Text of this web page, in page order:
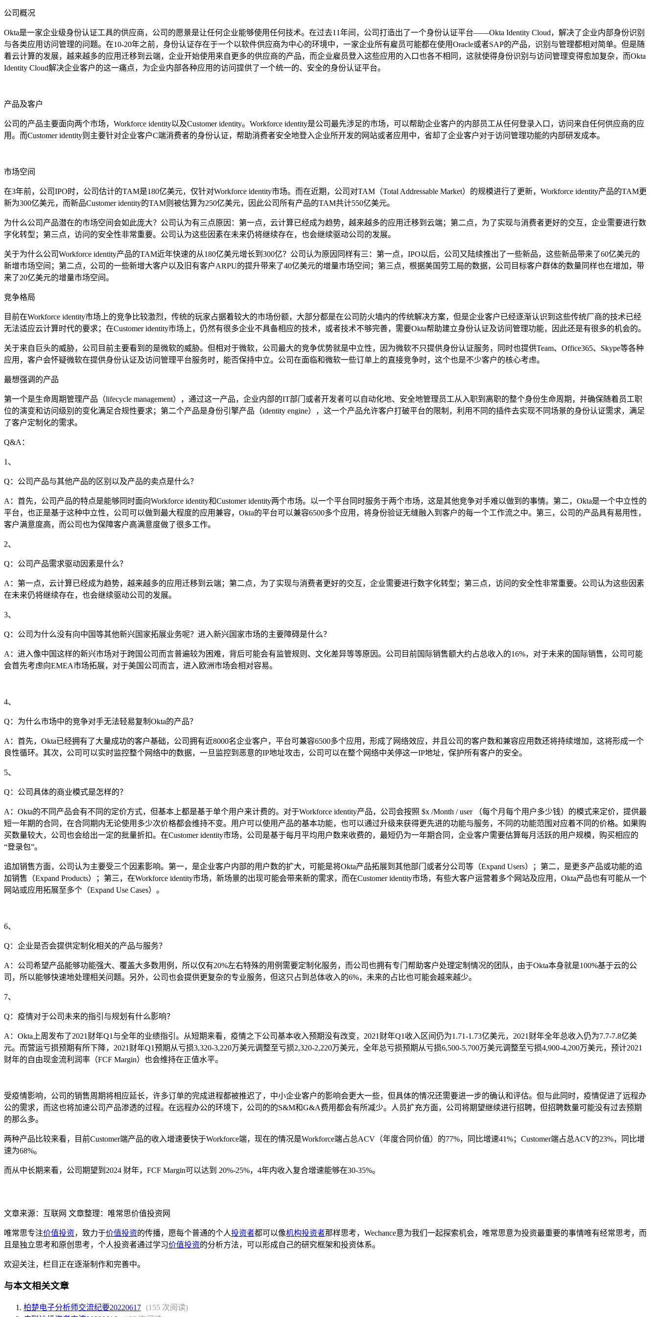
公司概况
Okta是一家企业级身份认证工具的供应商，公司的愿景是让任何企业能够使用任何技术。在过去11年间，公司打造出了一个身份认证平台——Okta Identity Cloud，解决了企业内部身份识别
与各类应用访问管理的问题。在10-20年之前，身份认证存在于一个以软件供应商为中心的环境中，一家企业所有雇员可能都在使用Oracle或者SAP的产品，识别与管理都相对简单。但是随
着云计算的发展，越来越多的应用迁移到云端，企业开始使用来自更多的供应商的产品，而企业雇员登入这些应用的入口也各不相同，这就使得身份识别与访问管理变得愈加复杂，而Okta
Identity Cloud解决企业客户的这一痛点，为企业内部各种应用的访问提供了一个统一的、安全的身份认证平台。
产品及客户
公司的产品主要面向两个市场，Workforce identity以及Customer identity。Workforce identity是公司最先涉足的市场，可以帮助企业客户的内部员工从任何登录入口，访问来自任何供应商的应
用。而Customer identity则主要针对企业客户C端消费者的身份认证，帮助消费者安全地登入企业所开发的网站或者应用中，省却了企业客户对于访问管理功能的内部研发成本。
市场空间
在3年前，公司IPO时，公司估计的TAM是180亿美元，仅针对Workforce identity市场。而在近期，公司对TAM（Total Addressable Market）的规模进行了更新，Workforce identity产品的TAM更
新为300亿美元，而新品Customer identity的TAM则被估算为250亿美元，因此公司所有产品的TAM共计550亿美元。
为什么公司产品潜在的市场空间会如此庞大？公司认为有三点原因：第一点，云计算已经成为趋势，越来越多的应用迁移到云端；第二点，为了实现与消费者更好的交互，企业需要进行数
字化转型；第三点，访问的安全性非常重要。公司认为这些因素在未来仍将继续存在，也会继续驱动公司的发展。
关于为什么公司Workforce identity产品的TAM近年快速的从180亿美元增长到300亿？公司认为原因同样有三：第一点，IPO以后，公司又陆续推出了一些新品，这些新品带来了60亿美元的
新增市场空间；第二点，公司的一些新增大客户以及旧有客户ARPU的提升带来了40亿美元的增量市场空间；第三点，根据美国劳工局的数据，公司目标客户群体的数量同样也在增加，带
来了20亿美元的增量市场空间。
竞争格局
目前在Workforce identity市场上的竞争比较激烈，传统的玩家占据着较大的市场份额，大部分都是在公司防火墙内的传统解决方案，但是企业客户已经逐渐认识到这些传统厂商的技术已经
无法适应云计算时代的要求；在Customer identity市场上，仍然有很多企业不具备相应的技术，或者技术不够完善，需要Okta帮助建立身份认证及访问管理功能，因此还是有很多的机会的。
关于来自巨头的威胁，公司目前主要看到的是微软的威胁。但相对于微软，公司最大的竞争优势就是中立性，因为微软不只提供身份认证服务，同时也提供Team、Office365、Skype等各种
应用，客户会怀疑微软在提供身份认证及访问管理平台服务时，能否保持中立。公司在面临和微软一些订单上的直接竞争时，这个也是不少客户的核心考虑。
最想强调的产品
第一个是生命周期管理产品（lifecycle management），通过这一产品，企业内部的IT部门或者开发者可以自动化地、安全地管理员工从入职到离职的整个身份生命周期，并确保随着员工职
位的演变和访问级别的变化满足合规性要求；第二个产品是身份引擎产品（identity engine），这一个产品允许客户打破平台的限制，利用不同的插件去实现不同场景的身份认证需求，满足
了客户定制化的需求。
Q&A：
1、
Q：公司产品与其他产品的区别以及产品的卖点是什么？
A：首先，公司产品的特点是能够同时面向Workforce identity和Customer identity两个市场。以一个平台同时服务于两个市场，这是其他竞争对手难以做到的事情。第二，Okta是一个中立性的
平台，也正是基于这种中立性，公司可以做到最大程度的应用兼容，Okta的平台可以兼容6500多个应用，将身份验证无缝融入到客户的每一个工作流之中。第三，公司的产品具有易用性，
客户满意度高，而公司也为保障客户高满意度做了很多工作。
2、
Q：公司产品需求驱动因素是什么？
A：第一点，云计算已经成为趋势，越来越多的应用迁移到云端；第二点，为了实现与消费者更好的交互，企业需要进行数字化转型；第三点，访问的安全性非常重要。公司认为这些因素
在未来仍将继续存在，也会继续驱动公司的发展。
3、
Q：公司为什么没有向中国等其他新兴国家拓展业务呢？进入新兴国家市场的主要障碍是什么？
A：进入像中国这样的新兴市场对于跨国公司而言普遍较为困难，背后可能会有监管规则、文化差异等等原因。公司目前国际销售额大约占总收入的16%，对于未来的国际销售，公司可能
会首先考虑向EMEA市场拓展，对于美国公司而言，进入欧洲市场会相对容易。
4、
Q：为什么市场中的竞争对手无法轻易复制Okta的产品？
A：首先，Okta已经拥有了大量成功的客户基础，公司拥有近8000名企业客户，平台可兼容6500多个应用，形成了网络效应，并且公司的客户数和兼容应用数还将持续增加，这将形成一个
良性循环。其次，公司可以实时监控整个网络中的数据，一旦监控到恶意的IP地址攻击，公司可以在整个网络中关停这一IP地址，保护所有客户的安全。
5、
Q：公司具体的商业模式是怎样的？
A：Okta的不同产品会有不同的定价方式，但基本上都是基于单个用户来计费的。对于Workforce identity产品，公司会按照 $x /Month / user （每个月每个用户多少钱）的模式来定价，提供最
短一年期的合同，在合同期内无论使用多少次价格都会维持不变。用户可以使用产品的基本功能，也可以通过升级来获得更先进的功能与服务，不同的功能范围对应着不同的价格。如果购
买数量较大，公司也会给出一定的批量折扣。在Customer identity市场，公司是基于每月平均用户数来收费的，最短仍为一年期合同，企业客户需要估算每月活跃的用户规模，购买相应的
“登录包”。
追加销售方面，公司认为主要受三个因素影响。第一，是企业客户内部的用户数的扩大，可能是将Okta产品拓展到其他部门或者分公司等（Expand Users）；第二，是更多产品或功能的追
加销售（Expand Products）；第三，在Workforce identity市场，新场景的出现可能会带来新的需求，而在Customer identity市场，有些大客户运营着多个网站及应用，Okta产品也有可能从一个
网站或应用拓展至多个（Expand Use Cases）。
6、
Q：企业是否会提供定制化相关的产品与服务？
A：公司希望产品能够功能强大、覆盖大多数用例，所以仅有20%左右特殊的用例需要定制化服务，而公司也拥有专门帮助客户处理定制情况的团队，由于Okta本身就是100%基于云的公
司，所以能够快速地处理相关问题。另外，公司也会提供更复杂的专业服务，但这只占到总体收入的6%，未来的占比也可能会越来越少。
7、
Q：疫情对于公司未来的指引与规划有什么影响？
A：Okta上周发布了2021财年Q1与全年的业绩指引。从短期来看，疫情之下公司基本收入预期没有改变，2021财年Q1收入区间仍为1.71-1.73亿美元，2021财年全年总收入仍为7.7-7.8亿美
元。而营运亏损预期有所下降，2021财年Q1预期从亏损3,320-3,220万美元调整至亏损2,320-2,220万美元，全年总亏损预期从亏损6,500-5,700万美元调整至亏损4,900-4,200万美元，预计2021
财年的自由现金流利润率（FCF Margin）也会维持在正值水平。
受疫情影响，公司的销售周期将相应延长，许多订单的完成进程都被推迟了，中小企业客户的影响会更大一些，但具体的情况还需要进一步的确认和评估。但与此同时，疫情促进了远程办
公的需求，而这也将加速公司产品渗透的过程。在远程办公的环境下，公司的的S&M和G&A费用都会有所减少。人员扩充方面，公司将期望继续进行招聘，但招聘数量可能没有过去预期
的那么多。
两种产品比较来看，目前Customer端产品的收入增速要快于Workforce端，现在的情况是Workforce端占总ACV（年度合同价值）的77%，同比增速41%；Customer端占总ACV的23%，同比增
速为68%。
而从中长期来看，公司期望到2024 财年，FCF Margin可以达到 20%-25%，4年内收入复合增速能够在30-35%。
文章来源：互联网 文章整理：唯常思价值投资网
唯常思专注价值投资，致力于价值投资的传播，愿每个普通的个人投资者都可以像机构投资者那样思考，Wechance意为我们一起探索机会，唯常思意为投资最重要的事情唯有经常思考，而
且是独立思考和原创思考，个人投资者通过学习价值投资的分析方法，可以形成自己的研究框架和投资体系。
欢迎关注，栏目正在逐渐制作和完善中。
与本文相关文章
柏楚电子分析师交流纪要20220617 (155 次阅读)